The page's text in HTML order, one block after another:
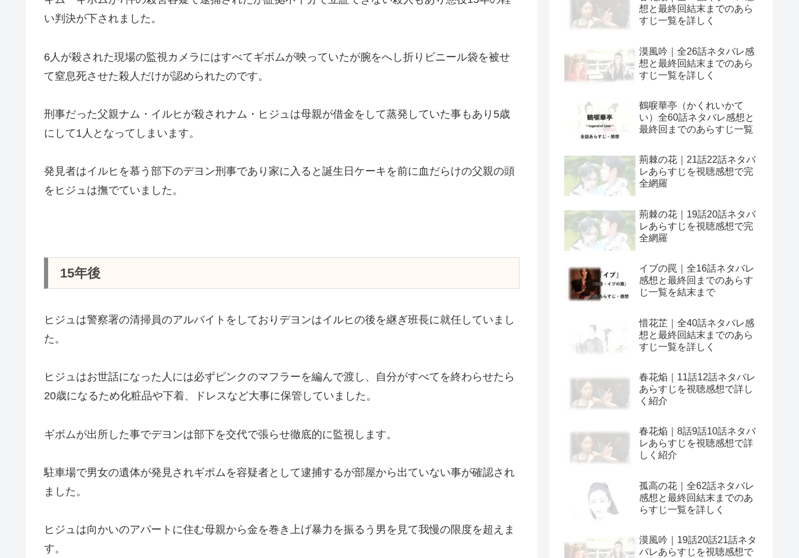
い判決が下されました。
6人が殺された現場の監視カメラにはすべてギボムが映っていたが腕をへし折りビニール袋を被せ
て窒息死させた殺人だけが認められたのです。
刑事だった父親ナム・イルヒが殺されナム・ヒジュは母親が借金をして蒸発していた事もあり5歳
にして1人となってしまいます。
発見者はイルヒを慕う部下のデヨン刑事であり家に入ると誕生日ケーキを前に血だらけの父親の頭
をヒジュは撫でていました。
15年後
ヒジュは警察署の清掃員のアルバイトをしておりデヨンはイルヒの後を継ぎ班長に就任していまし
た。
ヒジュはお世話になった人には必ずピンクのマフラーを編んで渡し、自分がすべてを終わらせたら
20歳になるため化粧品や下着、ドレスなど大事に保管していました。
ギボムが出所した事でデヨンは部下を交代で張らせ徹底的に監視します。
駐車場で男女の遺体が発見されギボムを容疑者として逮捕するが部屋から出ていない事が確認され
ました。
ヒジュは向かいのアパートに住む母親から金を巻き上げ暴力を振るう男を見て我慢の限度を超えま
す。
想と最終回結末までのあら
すじ一覧を詳しく
漠風吟｜全26話ネタバレ感
想と最終回結末までのあら
すじ一覧を詳しく
鶴唳華亭（かくれいかて
い）全60話ネタバレ感想と
最終回までのあらすじ一覧
荊棘の花｜21話22話ネタバ
レあらすじを視聴感想で完
全網羅
荊棘の花｜19話20話ネタバ
レあらすじを視聴感想で完
全網羅
イブの罠｜全16話ネタバレ
感想と最終回までのあらす
じ一覧を結末まで
惜花芷｜全40話ネタバレ感
想と最終回結末までのあら
すじ一覧を詳しく
春花焔｜11話12話ネタバレ
あらすじを視聴感想で詳し
く紹介
春花焔｜8話9話10話ネタバ
レあらすじを視聴感想で詳
しく紹介
孤高の花｜全62話ネタバレ
感想と最終回結末までのあ
らすじ一覧を詳しく
漠風吟｜19話20話21話ネタ
バレあらすじを視聴感想で